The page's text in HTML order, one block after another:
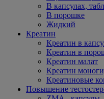
В капсулах,
В порошке
Жидкий
Креатин
Креатин в
Креатин в
Креатин малат
Креатин
Креатиновые
Повышение